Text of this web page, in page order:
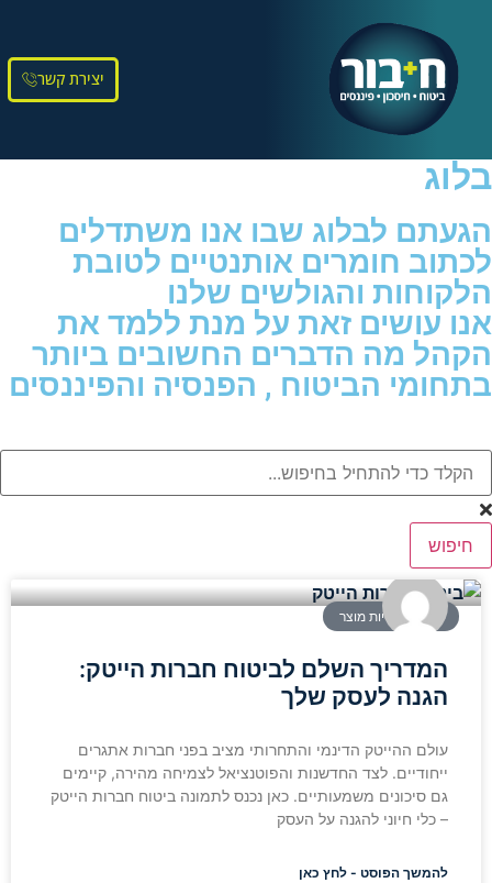
יצירת קשר
בלוג
הגעתם לבלוג שבו אנו משתדלים
לכתוב חומרים אותנטיים לטובת
הלקוחות והגולשים שלנו
אנו עושים זאת על מנת ללמד את
הקהל מה הדברים החשובים ביותר
בתחומי הביטוח , הפנסיה והפיננסים
חיפוש
ביטוח אחריות מוצר
המדריך השלם לביטוח חברות הייטק:
הגנה לעסק שלך
עולם ההייטק הדינמי והתחרותי מציב בפני חברות אתגרים
ייחודיים. לצד החדשנות והפוטנציאל לצמיחה מהירה, קיימים
גם סיכונים משמעותיים. כאן נכנס לתמונה ביטוח חברות הייטק
– כלי חיוני להגנה על העסק
להמשך הפוסט - לחץ כאן